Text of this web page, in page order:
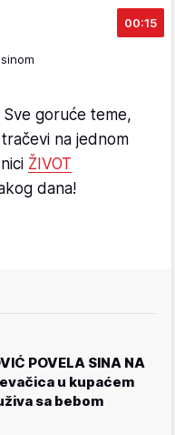
00:15
goruće teme,
na jednom
ŽIVOT
dana!
POVELA SINA NA
u kupaćem
sa bebom